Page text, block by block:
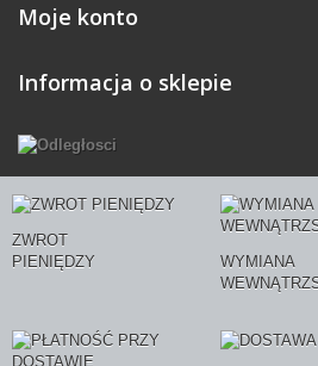
Moje konto
Informacja o sklepie
ZWROT
PIENIĘDZY
WYMIANA